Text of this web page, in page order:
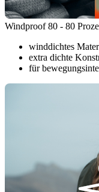
Windproof 80 - 80
winddichtes
extra dichte
für